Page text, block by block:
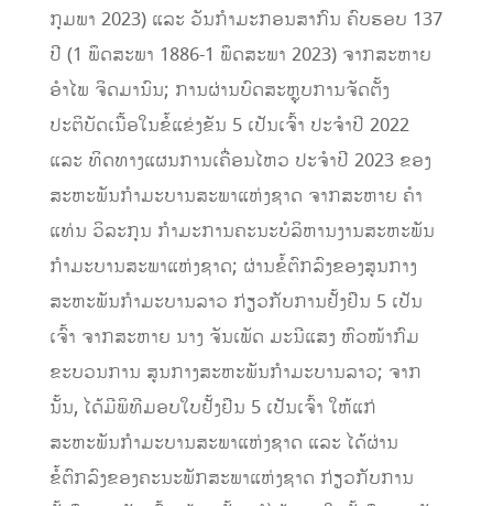
ກຸມພາ 2023) ແລະ ວັນກຳມະກອນສາກົນ ຄົບຮອບ 137
ປີ (1 ພຶດສະພາ 1886-1 ພຶດສະພາ 2023) ຈາກສະຫາຍ
ອຳໄພ ຈິດມານົນ; ການຜ່ານບົດສະຫຼຸບການຈັດຕັ້ງ
ປະຕິບັດເນື້ອໃນຂໍ້ແຂ່ງຂັນ 5 ເປັນເຈົ້າ ປະຈຳປີ 2022
ແລະ ທິດທາງແຜນການເຄື່ອນໄຫວ ປະຈຳປີ 2023 ຂອງ
ສະຫະພັນກຳມະບານສະພາແຫ່ງຊາດ ຈາກສະຫາຍ ຄຳ
ແທ່ນ ວິລະກຸນ ກຳມະການຄະນະບໍລິຫານງານສະຫະພັນ
ກໍາມະບານສະພາແຫ່ງຊາດ; ຜ່ານຂໍ້ຕົກລົງຂອງສູນກາງ
ສະຫະພັນກຳມະບານລາວ ກ່ຽວກັບການຢັ້ງຢືນ 5 ເປັນ
ເຈົ້າ ຈາກສະຫາຍ ນາງ ຈັນເພັດ ມະນີແສງ ຫົວໜ້າກົມ
ຂະບວນການ ສູນກາງສະຫະພັນກຳມະບານລາວ; ຈາກ
ນັ້ນ, ໄດ້ມີພິທີມອບໃບຢັ້ງຢືນ 5 ເປັນເຈົ້າ ໃຫ້ແກ່
ສະຫະພັນກຳມະບານສະພາແຫ່ງຊາດ ແລະ ໄດ້ຜ່ານ
ຂໍ້ຕົກລົງຂອງຄະນະພັກສະພາແຫ່ງຊາດ ກ່ຽວກັບການ